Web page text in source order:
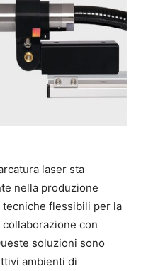
laser sta
nella produzione
flessibili per la
con
soluzioni sono
ambienti di